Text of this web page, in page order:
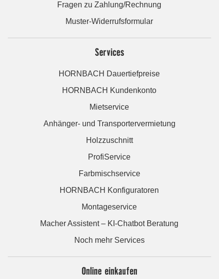
Fragen zu Zahlung/Rechnung
Muster-Widerrufsformular
Services
HORNBACH Dauertiefpreise
HORNBACH Kundenkonto
Mietservice
Anhänger- und Transportervermietung
Holzzuschnitt
ProfiService
Farbmischservice
HORNBACH Konfiguratoren
Montageservice
Macher Assistent – KI-Chatbot Beratung
Noch mehr Services
Online einkaufen